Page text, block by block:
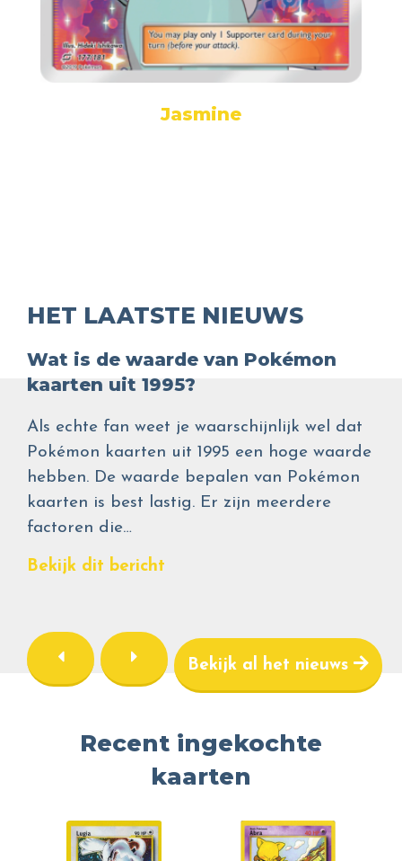
Jasmine
HET LAATSTE NIEUWS
Wat is de waarde van Pokémon
kaarten uit 1995?
Als echte fan weet je waarschijnlijk wel dat
Pokémon kaarten uit 1995 een hoge waarde
hebben. De waarde bepalen van Pokémon
kaarten is best lastig. Er zijn meerdere
factoren die…
Bekijk dit bericht
Bekijk al het nieuws
Recent ingekochte
kaarten